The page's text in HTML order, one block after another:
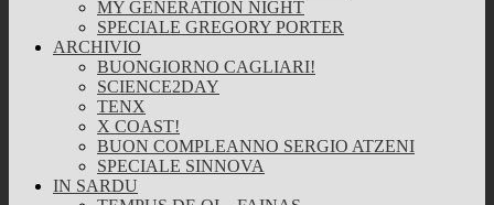
MY GENERATION NIGHT
SPECIALE GREGORY PORTER
ARCHIVIO
BUONGIORNO CAGLIARI!
SCIENCE2DAY
TENX
X COAST!
BUON COMPLEANNO SERGIO ATZENI
SPECIALE SINNOVA
IN SARDU